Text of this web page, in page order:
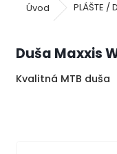
Úvod PLÁŠTE /
Duša Maxxis
Kvalitná MTB duša